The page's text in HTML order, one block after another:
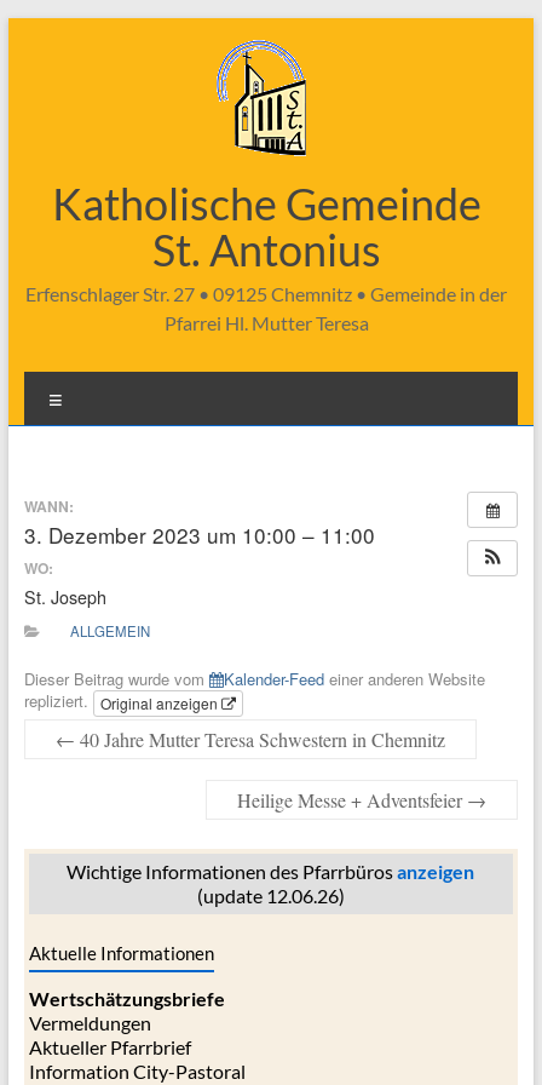
Katholische Gemeinde
St. Antonius
Erfenschlager Str. 27 • 09125 Chemnitz • Gemeinde in der
Pfarrei Hl. Mutter Teresa
WANN:
3. Dezember 2023 um 10:00 – 11:00
WO:
St. Joseph
ALLGEMEIN
Dieser Beitrag wurde vom Kalender-Feedeiner anderen Website
repliziert.
Original anzeigen
← 40 Jahre Mutter Teresa Schwestern in Chemnitz
Heilige Messe + Adventsfeier→
Wichtige Informationen des Pfarrbürosanzeigen
(update 12.06.26)
Aktuelle Informationen
Wertschätzungsbriefe
Vermeldungen
Aktueller Pfarrbrief
Information City-Pastoral